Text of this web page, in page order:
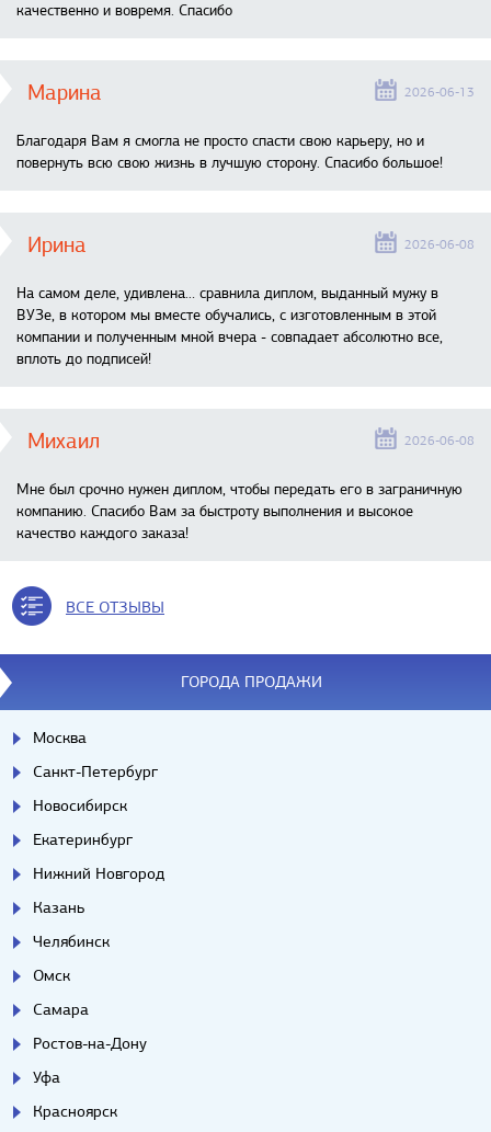
качественно и вовремя. Спасибо
Марина 2026-06-13
Благодаря Вам я смогла не просто спасти свою карьеру, но и
повернуть всю свою жизнь в лучшую сторону. Спасибо большое!
Ирина 2026-06-08
На самом деле, удивлена… сравнила диплом, выданный мужу в
ВУЗе, в котором мы вместе обучались, с изготовленным в этой
компании и полученным мной вчера - совпадает абсолютно все,
вплоть до подписей!
Михаил 2026-06-08
Мне был срочно нужен диплом, чтобы передать его в заграничную
компанию. Спасибо Вам за быстроту выполнения и высокое
качество каждого заказа!
ВСЕ ОТЗЫВЫ
ГОРОДА ПРОДАЖИ
Москва
Санкт-Петербург
Новосибирск
Екатеринбург
Нижний Новгород
Казань
Челябинск
Омск
Самара
Ростов-на-Дону
Уфа
Красноярск